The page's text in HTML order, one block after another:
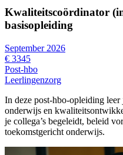
Kwaliteitscoördinator
basisopleiding
September 2026
€ 3345
Post-hbo
Leerlingenzorg
In deze post-hbo-opleiding
onderwijs en
je collega’s begeleidt, beleid
toekomstgericht onderwijs.